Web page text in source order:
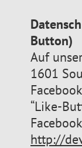
Button)
Auf
1601
“Like-
http://